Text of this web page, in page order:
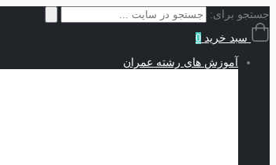
جستجو برای:
سبد خرید 0
آموزش های رشته عمران